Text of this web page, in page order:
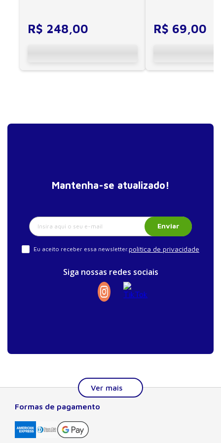
R$ 248,00 R$ 69,00
Mantenha-se atualizado!
Enviar
Eu aceito receber essa newsletter. política de privacidade
Siga nossas redes sociais
A Editora Manole é líder em prover conteúdo essencial à
Formas de pagamento